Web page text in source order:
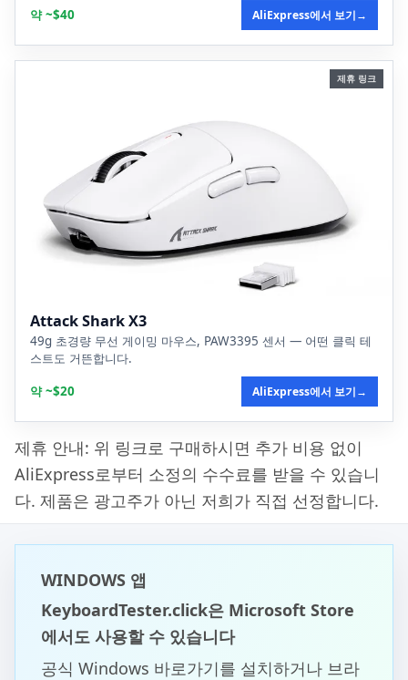
약 ~$40
AliExpress에서 보기→
제휴 링크
Attack Shark X3
49g 초경량 무선 게이밍 마우스, PAW3395 센서 — 어떤 클릭 테
스트도 거뜬합니다.
약 ~$20
AliExpress에서 보기→
제휴 안내: 위 링크로 구매하시면 추가 비용 없이
AliExpress로부터 소정의 수수료를 받을 수 있습니
다. 제품은 광고주가 아닌 저희가 직접 선정합니다.
WINDOWS 앱
KeyboardTester.click은 Microsoft Store
에서도 사용할 수 있습니다
공식 Windows 바로가기를 설치하거나 브라